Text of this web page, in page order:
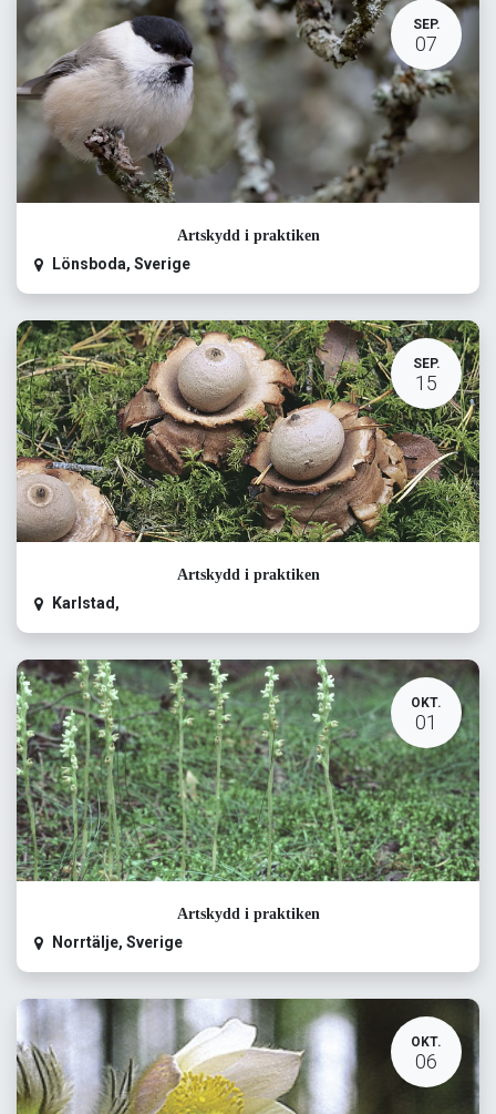
SEP.
07
Artskydd i praktiken
Lönsboda, Sverige
SEP.
15
Artskydd i praktiken
Karlstad ,
OKT.
01
Artskydd i praktiken
Norrtälje, Sverige
OKT.
06